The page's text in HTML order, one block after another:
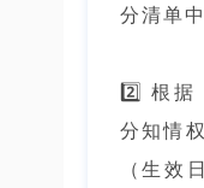
分清单
2️⃣ 根据
分知情
（生效